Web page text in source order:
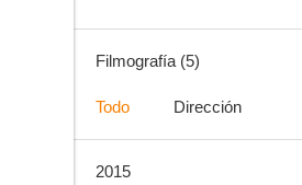
Filmografía (5)
Todo Dirección
2015